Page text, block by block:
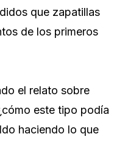
que zapatillas
de los primeros
el relato sobre
este tipo podía
haciendo lo que